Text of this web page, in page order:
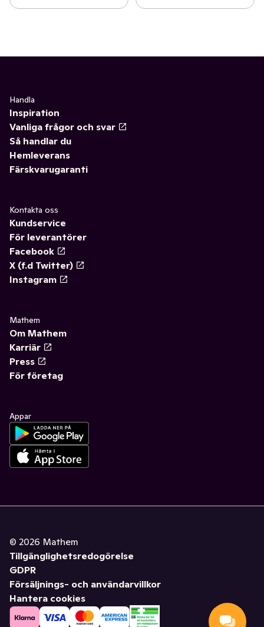
Handla
Inspiration
Vanliga frågor och svar
Så handlar du
Hemleverans
Färskvarugaranti
Kontakta oss
Kundservice
För leverantörer
Facebook
X (f.d Twitter)
Instagram
Mathem
Om Mathem
Karriär
Press
För företag
Appar
© 2026 Mathem
Tillgänglighetsredogörelse
GDPR
Försäljnings- och användarvillkor
Hantera cookies